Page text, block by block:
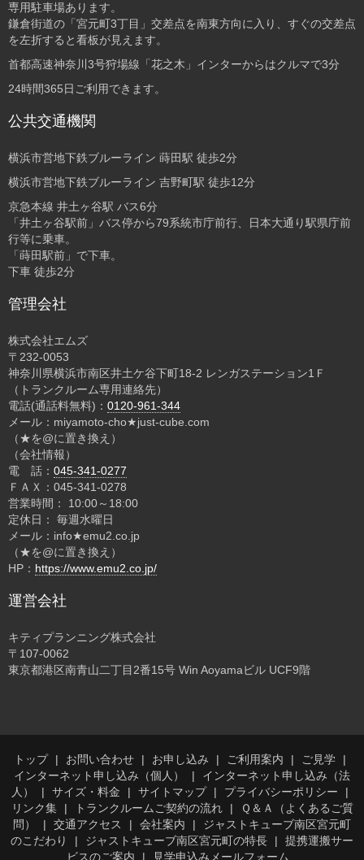
専用駐車場あります。
鎌倉街道の「宮元町3丁目」交差点を南東方向に入り、すぐの交差点
を左折すると看板が見えます。
首都高速神奈川3号狩場線「花之木」インターからはクルマで3分
24時間365日ご利用できます。
公共交通機関
横浜市営地下鉄ブルーライン 蒔田駅 徒歩2分
横浜市営地下鉄ブルーライン 吉野町駅 徒歩12分
京急本線 井土ヶ谷駅 バス6分
「井土ヶ谷駅前」バス停から79系統市庁前行、日本大通り駅県庁前
行等に乗車。
「蒔田駅前」で下車。
下車 徒歩2分
管理会社
株式会社エムズ
〒232-0053
神奈川県横浜市南区井土ケ谷下町18-2 レンガステーション1Ｆ
（トランクルーム専用連絡先）
電話(通話料無料)： 0120-961-344
メール：miyamoto-cho★just-cube.com
（★を@に置き換え）
（会社情報）
電 話： 045-341-0277
ＦＡＸ：045-341-0278
営業時間： 10:00～18:00
定休日： 毎週水曜日
メール：info★emu2.co.jp
（★を@に置き換え）
HP： https://www.emu2.co.jp/
運営会社
キティプランニング株式会社
〒107-0062
東京都港区南青山二丁目2番15号 Win Aoyamaビル UCF9階
トップ お問い合わせ お申し込み ご利用案内
ご見学
インターネット申し込み（個人）
インターネット申し込み（法
人）
サイズ・料金 サイトマップ
プライバシーポリシー
リンク集
トランクルームご契約の流れ
Ｑ＆Ａ（よくあるご質
問）
交通アクセス 会社案内
ジャストキューブ南区宮元町
のこだわり
ジャストキューブ南区宮元町の特長
提携運搬サー
ビスのご案内
見学申込みメールフォーム